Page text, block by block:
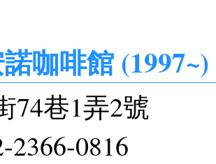
咖啡館 (1997~)
74巷1弄2號
0816